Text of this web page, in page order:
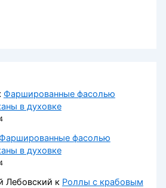
Фаршированные фасолью
в духовке
Фаршированные фасолью
в духовке
Лебовский к Роллы с крабовым